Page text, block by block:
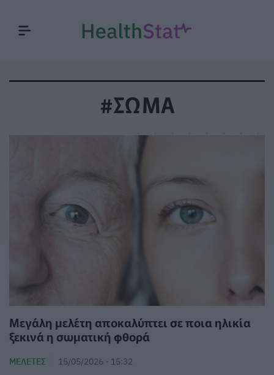
#ΣΩΜΑ
Μεγάλη μελέτη αποκαλύπτει σε ποια ηλικία
ξεκινά η σωματική φθορά
ΜΕΛΈΤΕΣ 15/05/2026 - 15:32